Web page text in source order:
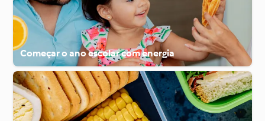
Começar o ano escolar com energia